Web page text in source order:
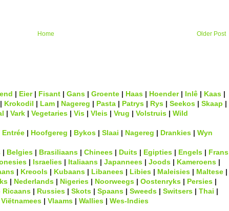
Older Post
Home
| Eier| Fisant | Gans | Groente | Haas | Hoender| Inlê | Kaas |
| Krokodil | Lam| Nagereg | Pasta| Patrys| Rys| Seekos| Skaap |
| Vark| Vegetaries| Vis| Vleis| Vrug | Volstruis| Wild
Entrée| Hoofgereg | Bykos| Slaai | Nagereg | Drankies| Wyn
| Belgies| Brasiliaans| Chinees| Duits| Egipties| Engels| Frans
| Israelies| Italiaans| Japannees| Joods| Kameroens|
| Kreools| Kubaans| Libanees| Libies| Maleisies| Maltese|
| Nederlands | Nigeries | Noorweegs | Oostenryks | Persies |
Ricaans| Russies| Skots| Spaans| Sweeds| Switsers| Thai |
Viëtnamees | Vlaams | Wallies | Wes-Indies